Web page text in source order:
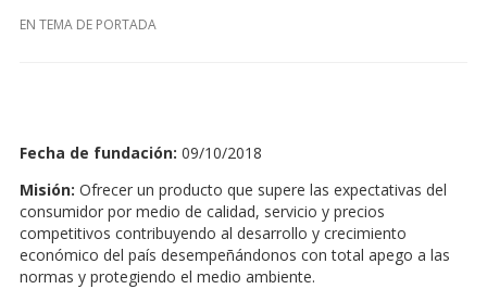
EN TEMA DE PORTADA
Fecha de fundación: 09/10/2018
Misión: Ofrecer un producto que supere las expectativas del
consumidor por medio de calidad, servicio y precios
competitivos contribuyendo al desarrollo y crecimiento
económico del país desempeñándonos con total apego a las
normas y protegiendo el medio ambiente.